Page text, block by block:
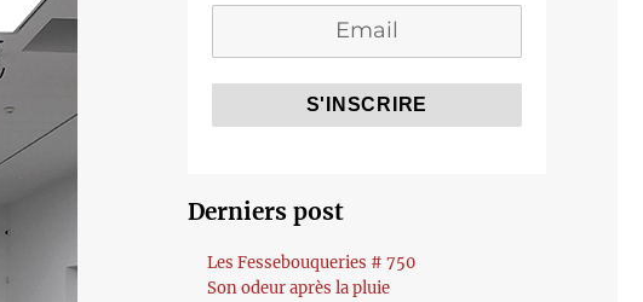
Derniers post
Les Fessebouqueries # 750
Son odeur après la pluie